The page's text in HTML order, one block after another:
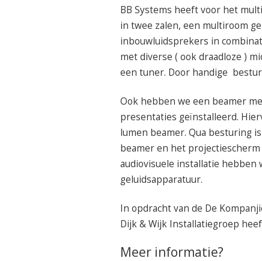
BB Systems heeft voor het
in twee zalen, een multiroom
inbouwluidsprekers in
met diverse ( ook draadloze )
een tuner. Door handige
Ook hebben we een beamer
presentaties geïnstalleerd.
lumen beamer. Qua besturing
beamer en het
audiovisuele installatie hebben
geluidsapparatuur.
In opdracht van de De
Dijk & Wijk Installatiegroep
Meer informatie?